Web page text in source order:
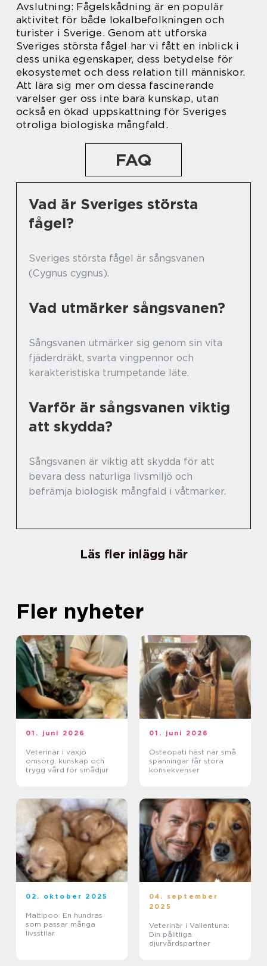
Avslutning: Fågelskådning är en populär
aktivitet för både lokalbefolkningen och
turister i Sverige. Genom att utforska
Sveriges största fågel har vi fått en inblick i
dess unika egenskaper, dess betydelse för
ekosystemet och dess relation till människor.
Att lära sig mer om dessa fascinerande
varelser ger oss inte bara kunskap, utan
också en ökad uppskattning för Sveriges
otroliga biologiska mångfald.
FAQ
Vad är Sveriges största
fågel?
Sveriges största fågel är sångsvanen
(Cygnus cygnus).
Vad utmärker sångsvanen?
Sångsvanen utmärker sig genom sin vita
fjäderdräkt, svarta vingpennor och
karakteristiska trumpetande läte.
Varför är sångsvanen viktig
att skydda?
Sångsvanen är viktig att skydda för att
bevara dess naturliga livsmiljö och
befrämja biologisk mångfald i våtmarker.
Läs fler inlägg här
Fler nyheter
01. juni 2026
Veterinär i växjö
omsorg, kunskap och
trygg vård för smådjur
01. juni 2026
Osteopati häst när små
spänningar får stora
konsekvenser
02. oktober 2025
Maltipoo: En hundras
som passar många
livsstilar
04. september
2025
Veterinär i Vallentuna:
Din pålitliga
djurvårdspartner